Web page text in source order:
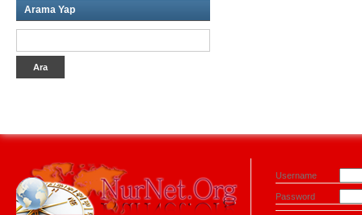
Arama Yap
Username
Password